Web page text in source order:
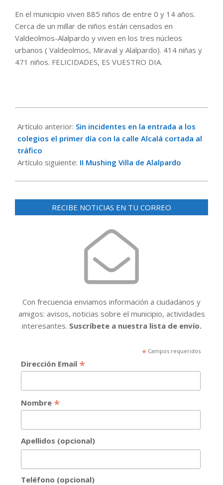
En el municipio viven 885 niños de entre 0 y 14 años.
Cerca de un millar de niños están censados en
Valdeolmos-Alalpardo y viven en los tres núcleos
urbanos ( Valdeolmos, Miraval y Alalpardo). 414 niñas y
471 niños. FELICIDADES, ES VUESTRO DIA.
11-
19
Artículo anterior: Sin incidentes en la entrada a los
colegios el primer día con la calle Alcalá cortada al
tráfico
Artículo siguiente: II Mushing Villa de Alalpardo
RECIBE NOTICIAS EN TU CORREO
Con frecuencia enviamos información a ciudadanos y
amigos: avisos, noticias sobre el municipio, actividades
interesantes. Suscríbete a nuestra lista de envío.
*Campos requeridos
Dirección Email *
Nombre *
Apellidos (opcional)
Teléfono (opcional)